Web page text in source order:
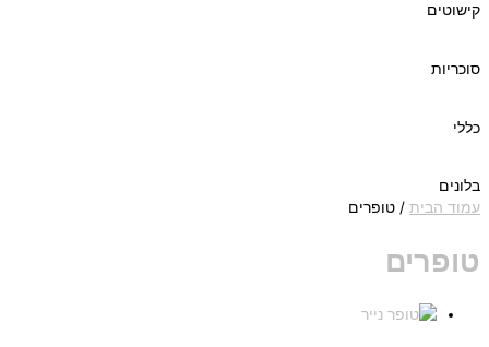
קישוטים
סוכריות
כללי
בלונים
עמוד הבית / טופרים
טופרים